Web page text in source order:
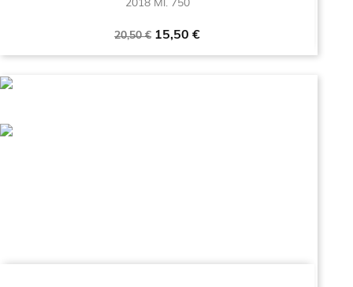
2018 Ml. 750
Prezzo
20,50 € Prezzo
15,50 €